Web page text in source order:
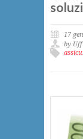
17
by